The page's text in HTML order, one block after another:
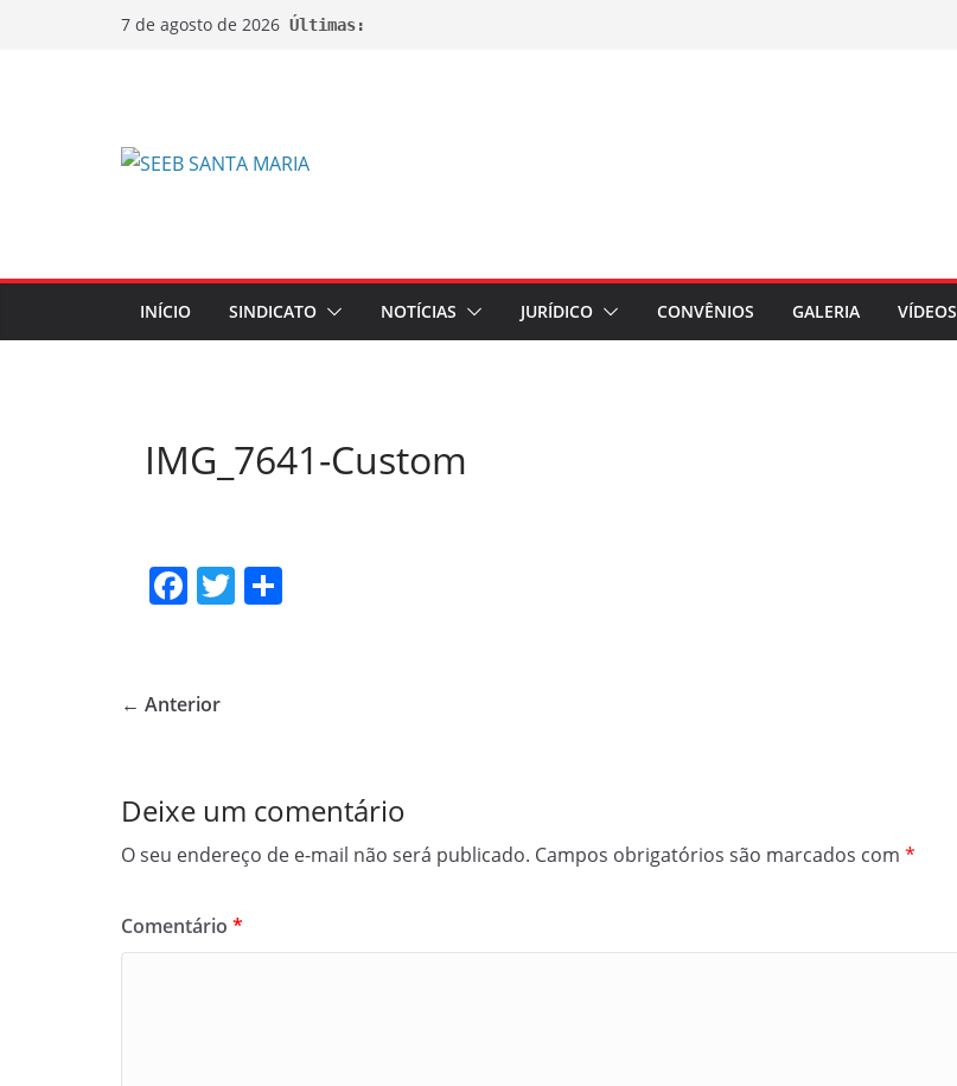
7 de agosto de 2026 Últimas:
INÍCIO SINDICATO NOTÍCIAS JURÍDICO CONVÊNIOS GALERIA VÍDEOS
IMG_7641-Custom
F
e
o
k
T
← Anterior
Deixe um comentário
O seu endereço de e-mail não será publicado. Campos obrigatórios são marcados com *
Comentário *